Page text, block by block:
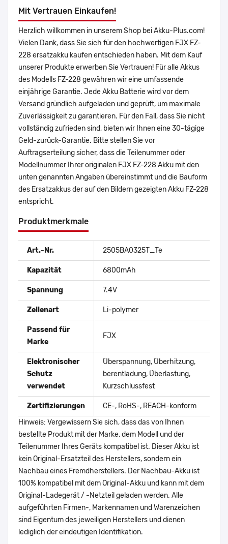
Mit Vertrauen Einkaufen!
Herzlich willkommen in unserem Shop bei Akku-Plus.com!
Vielen Dank, dass Sie sich für den hochwertigen FJX FZ-
228 ersatzakku kaufen entschieden haben. Mit dem Kauf
unserer Produkte erwerben Sie Vertrauen! Für alle Akkus
des Modells FZ-228 gewähren wir eine umfassende
einjährige Garantie. Jede Akku Batterie wird vor dem
Versand gründlich aufgeladen und geprüft, um maximale
Zuverlässigkeit zu garantieren. Für den Fall, dass Sie nicht
vollständig zufrieden sind, bieten wir Ihnen eine 30-tägige
Geld-zurück-Garantie. Bitte stellen Sie vor
Auftragserteilung sicher, dass die Teilenummer oder
Modellnummer Ihrer originalen FJX FZ-228 Akku mit den
unten genannten Angaben übereinstimmt und die Bauform
des Ersatzakkus der auf den Bildern gezeigten Akku FZ-228
entspricht.
Produktmerkmale
Art.-Nr. 2505BA0325T_Te
Kapazität 6800mAh
Spannung 7.4V
Zellenart Li-polymer
Passend für
Marke
FJX
Elektronischer
Schutz
verwendet
Überspannung, Überhitzung,
berentladung, Überlastung,
Kurzschlussfest
Zertifizierungen
CE-, RoHS-, REACH-konform
Hinweis: Vergewissern Sie sich, dass das von Ihnen
bestellte Produkt mit der Marke, dem Modell und der
Teilenummer Ihres Geräts kompatibel ist. Dieser Akku ist
kein Original-Ersatzteil des Herstellers, sondern ein
Nachbau eines Fremdherstellers. Der Nachbau-Akku ist
100% kompatibel mit dem Original-Akku und kann mit dem
Original-Ladegerät / -Netzteil geladen werden. Alle
aufgeführten Firmen-, Markennamen und Warenzeichen
sind Eigentum des jeweiligen Herstellers und dienen
lediglich der eindeutigen Identifikation.